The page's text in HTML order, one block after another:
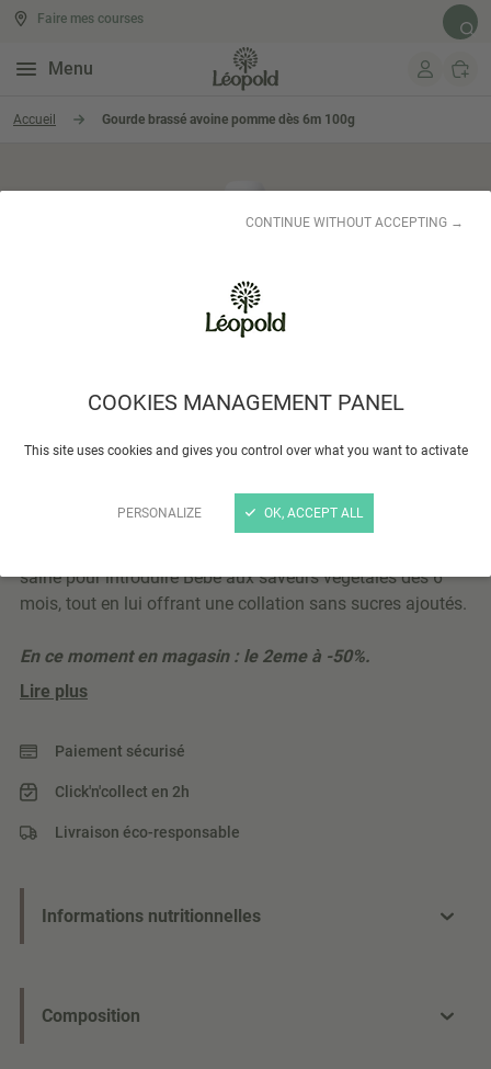
COOKIES MANAGEMENT PANEL
This site uses cookies and gives you control over what you want to activate
PERSONALIZE
CONTINUE WITHOUT ACCEPTING →
OK, ACCEPT ALL
Aller au contenu
Menu
Faire mes courses
Accueil Gourde brassé avoine pomme dès 6m 100g
Gourde brassé avoine pomme dès 6m 100g
saine pour introduire Bébé aux saveurs végétales dès 6
mois, tout en lui offrant une collation sans sucres ajoutés.
En ce moment en magasin : le 2eme à -50%.
Lire plus
Paiement sécurisé
Click'n'collect en 2h
Livraison éco-responsable
Informations nutritionnelles
Composition